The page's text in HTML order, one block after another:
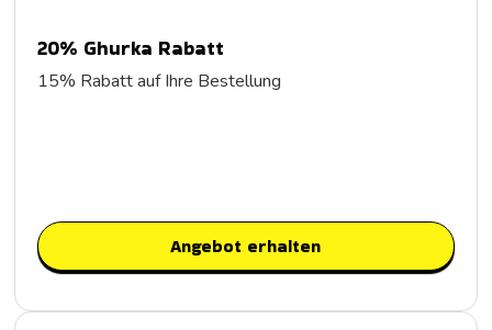
20% Ghurka Rabatt
15% Rabatt auf Ihre Bestellung
Angebot erhalten